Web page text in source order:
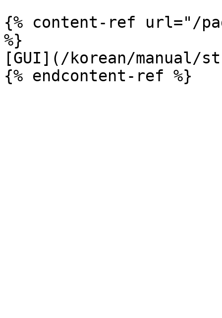
{% content-ref url="/
%}
[GUI](/korean/manual/